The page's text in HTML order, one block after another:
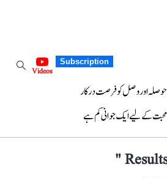
Subscription
Videos
حوصلہ اور وصل کو فرصت درکار
کے لیے ایک جوانی کم ہے
"